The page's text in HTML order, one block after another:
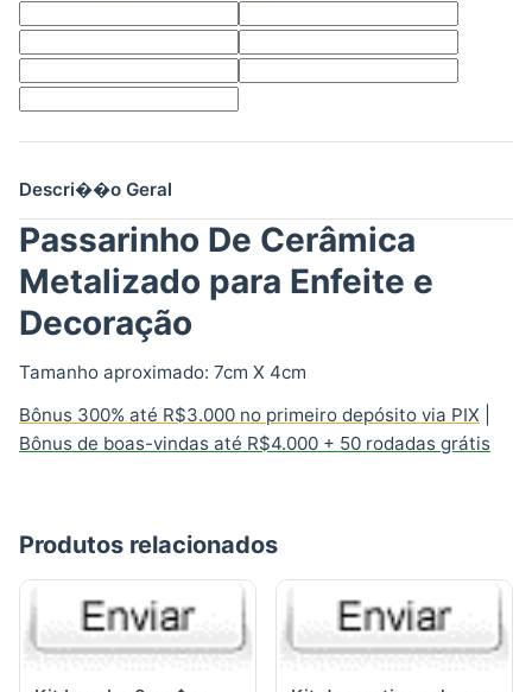
Descri��o Geral
Passarinho De Cerâmica
Metalizado para Enfeite e
Decoração
Tamanho aproximado: 7cm X 4cm
Bônus 300% até R$3.000 no primeiro depósito via PIX
Bônus de boas-vindas até R$4.000 + 50 rodadas grátis
Produtos relacionados